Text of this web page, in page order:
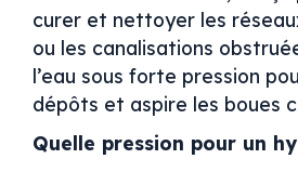
curer et nettoyer les
ou les canalisations
l’eau sous forte pression
dépôts et aspire les boues
Quelle pression pour un